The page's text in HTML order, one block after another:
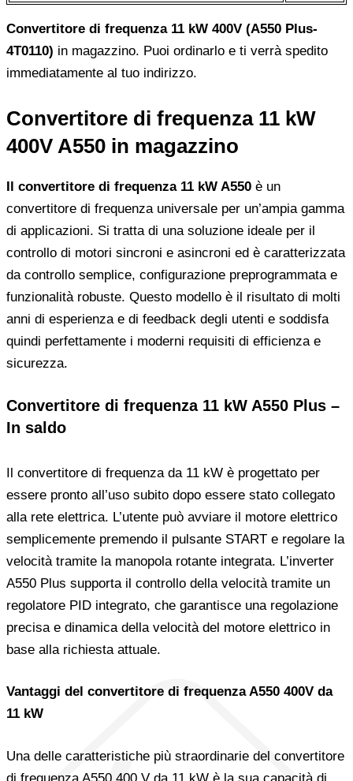
Convertitore di frequenza 11 kW 400V (A550 Plus-
4T0110) in magazzino. Puoi ordinarlo e ti verrà spedito
immediatamente al tuo indirizzo.
Convertitore di frequenza 11 kW
400V A550 in magazzino
Il convertitore di frequenza 11 kW A550 è un
convertitore di frequenza universale per un’ampia gamma
di applicazioni. Si tratta di una soluzione ideale per il
controllo di motori sincroni e asincroni ed è caratterizzata
da controllo semplice, configurazione preprogrammata e
funzionalità robuste. Questo modello è il risultato di molti
anni di esperienza e di feedback degli utenti e soddisfa
quindi perfettamente i moderni requisiti di efficienza e
sicurezza.
Convertitore di frequenza 11 kW A550 Plus –
In saldo
Il convertitore di frequenza da 11 kW è progettato per
essere pronto all’uso subito dopo essere stato collegato
alla rete elettrica. L’utente può avviare il motore elettrico
semplicemente premendo il pulsante START e regolare la
velocità tramite la manopola rotante integrata. L’inverter
A550 Plus supporta il controllo della velocità tramite un
regolatore PID integrato, che garantisce una regolazione
precisa e dinamica della velocità del motore elettrico in
base alla richiesta attuale.
Vantaggi del convertitore di frequenza A550 400V da
11 kW
Una delle caratteristiche più straordinarie del convertitore